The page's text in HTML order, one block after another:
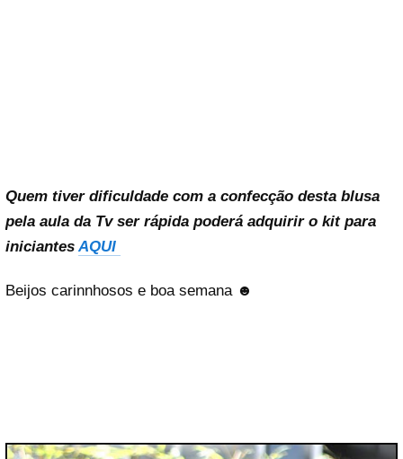
Quem tiver dificuldade com a confecção desta blusa
pela aula da Tv ser rápida poderá adquirir o kit para
iniciantes AQUI
Beijos carinnhosos e boa semana ☻